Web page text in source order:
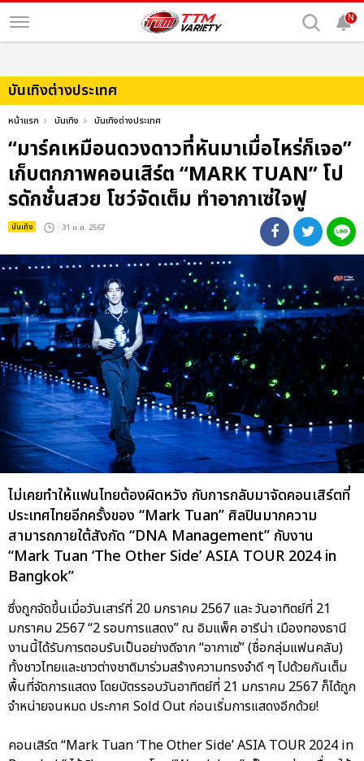
N
บันเทิงต่างประเทศ
หน้าแรก บันเทิง บันเทิงต่างประเทศ
“มาร์คเหมือนดวงดาวที่หันมาเมื่อไหร่ก็เจอ”
เก็บตกภาพคอนเสิร์ต “MARK TUAN” โป
รดักชั่นสวย โชว์จัดเต็ม ทำอากาเซ่ใจฟู
บันเทิง : 31 ม.ค. 2567
ไม่เคยทำให้แฟนไทยต้องผิดหวัง กับการกลับมาจัดคอนเสิร์ตที่
ประเทศไทยอีกครั้งของ “Mark Tuan” ศิลปินมากความ
สามารถภายใต้สังกัด “DNA Management” กับงาน
“Mark Tuan ‘The Other Side’ ASIA TOUR 2024 in
Bangkok”
ซึ่งถูกจัดขึ้นเมื่อวันเสาร์ที่ 20 มกราคม 2567 และ วันอาทิตย์ที่ 21
มกราคม 2567 “2 รอบการแสดง” ณ อิมแพ็ค อารีน่า เมืองทองธานี
งานนี้ได้รับการตอบรับเป็นอย่างดีจาก “อากาเซ่” (ชื่อกลุ่มแฟนคลับ)
ทั้งชาวไทยและชาวต่างชาติมาร่วมสร้างความทรงจำดี ๆ ไปด้วยกันเต็ม
พื้นที่จัดการแสดง โดยบัตรรอบวันอาทิตย์ที่ 21 มกราคม 2567 ก็ได้ถูก
จำหน่ายจนหมด ประกาศ Sold Out ก่อนเริ่มการแสดงอีกด้วย!
คอนเสิร์ต “Mark Tuan ‘The Other Side’ ASIA TOUR 2024 in